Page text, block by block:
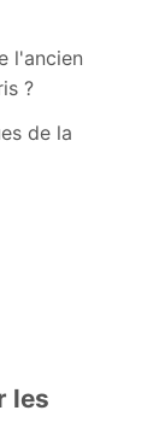
l'ancien
?
de la
les